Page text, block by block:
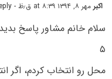
اکبرمهر ۸, ۱۳۹۴ at ۸:۳۹ ق٫ظ - Reply
سلام خانم مشاور پاسخ
۵
محل رو انتخاب کردم، اگر